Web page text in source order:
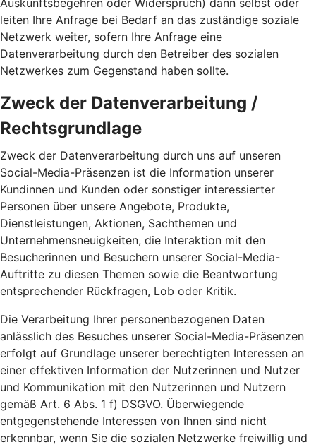
Auskunftsbegehren oder Widerspruch) dann selbst oder
leiten Ihre Anfrage bei Bedarf an das zuständige soziale
Netzwerk weiter, sofern Ihre Anfrage eine
Datenverarbeitung durch den Betreiber des sozialen
Netzwerkes zum Gegenstand haben sollte.
Zweck der Datenverarbeitung /
Rechtsgrundlage
Zweck der Datenverarbeitung durch uns auf unseren
Social-Media-Präsenzen ist die Information unserer
Kundinnen und Kunden oder sonstiger interessierter
Personen über unsere Angebote, Produkte,
Dienstleistungen, Aktionen, Sachthemen und
Unternehmensneuigkeiten, die Interaktion mit den
Besucherinnen und Besuchern unserer Social-Media-
Auftritte zu diesen Themen sowie die Beantwortung
entsprechender Rückfragen, Lob oder Kritik.
Die Verarbeitung Ihrer personenbezogenen Daten
anlässlich des Besuches unserer Social-Media-Präsenzen
erfolgt auf Grundlage unserer berechtigten Interessen an
einer effektiven Information der Nutzerinnen und Nutzer
und Kommunikation mit den Nutzerinnen und Nutzern
gemäß Art. 6 Abs. 1 f) DSGVO. Überwiegende
entgegenstehende Interessen von Ihnen sind nicht
erkennbar, wenn Sie die sozialen Netzwerke freiwillig und